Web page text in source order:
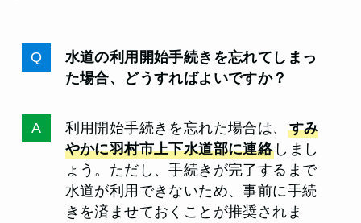
水道の利用開始手続きを忘れてしまっ
た場合、どうすればよいですか？
利用開始手続きを忘れた場合は、 すみ
やかに羽村市上下水道部に連絡 しまし
ょう。ただし、手続きが完了するまで
水道が利用できないため、事前に手続
きを済ませておくことが推奨されま